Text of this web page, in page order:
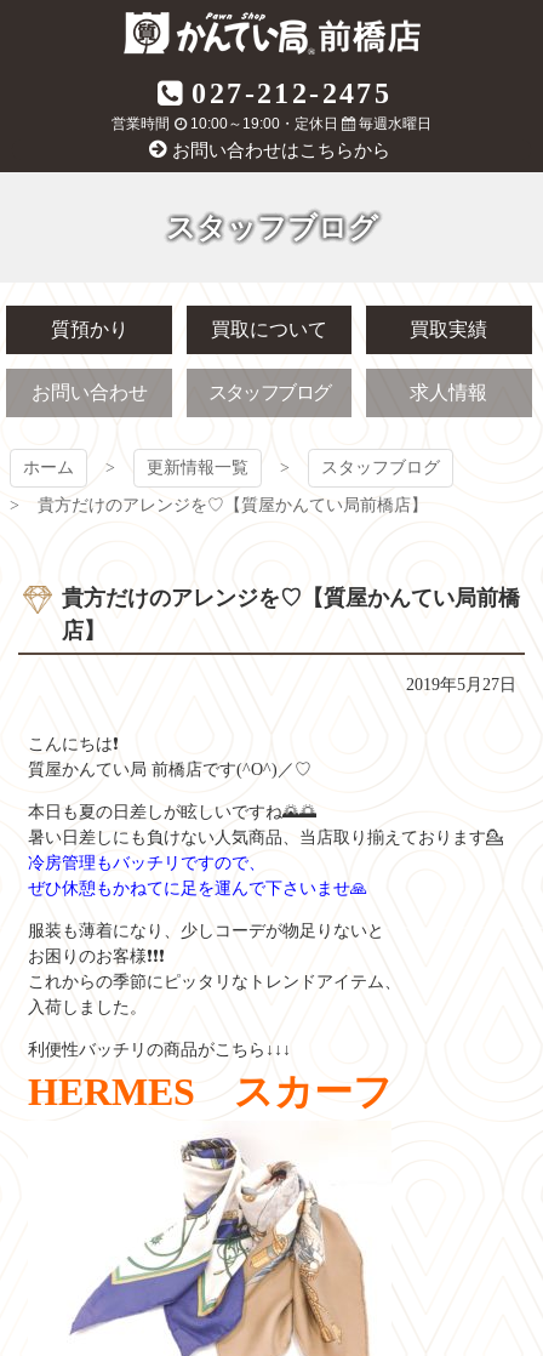
質屋かんてい局
前橋店
027-212-2475
営業時間 10:00～19:00・定休日 毎週水曜日
お問い合わせはこちらから
スタッフブログ
質預かり 買取について 買取実績
お問い合わせ スタッフブログ 求人情報
ホーム 更新情報一覧 スタッフブログ
貴方だけのアレンジを♡【質屋かんてい局前橋店】
貴方だけのアレンジを♡【質屋かんてい局前橋
店】
2019年5月27日
こんにちは❗
質屋かんてい局 前橋店です(^O^)／♡
本日も夏の日差しが眩しいですね🌄🌅
暑い日差しにも負けない人気商品、当店取り揃えております💁
冷房管理もバッチリですので、
ぜひ休憩もかねてに足を運んで下さいませ🙏
服装も薄着になり、少しコーデが物足りないと
お困りのお客様❗❗❗
これからの季節にピッタリなトレンドアイテム、
入荷しました。
利便性バッチリの商品がこちら↓↓↓
HERMES スカーフ